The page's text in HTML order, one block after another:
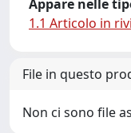
Appare nelle
1.1 Articolo in
File in questo
Non ci sono file